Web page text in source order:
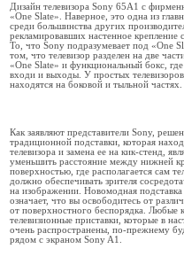
Дизайн телевизора Sony 65A1 с
«One Slate». Наверное, это одна из
среди большинства других
рекламировавших настенное крепление
То, что Sony подразумевает под «One
том, что телевизор разделен на две
«One Slate» и функциональный бокс,
входи и выходы. У простых
находятся на боковой и тыльной частях.
Как заявляют представители Sony,
традиционной подставки, которая
телевизора и замена ее на кик-стенд,
уменьшить расстояние между нижней
поверхностью, где располагается сам
должно обеспечивать зрителя
на изображении. Новомодная
означает, что вы освободитесь от
от поверхностного беспорядка. Любые
телевизионные приставки, которые в
очень распространены, по-прежнему
рядом с экраном Sony A1.